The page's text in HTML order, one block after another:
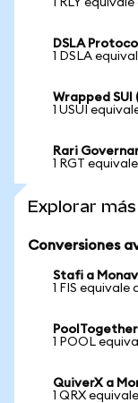
1 RLY
DSLA
1 DSLA
Wrapped SUI
1 USUI
Rari
1 RGT
Explorar
Conversiones
Stafi a
1 FIS
1 POOL
QuiverX a
1 QRX